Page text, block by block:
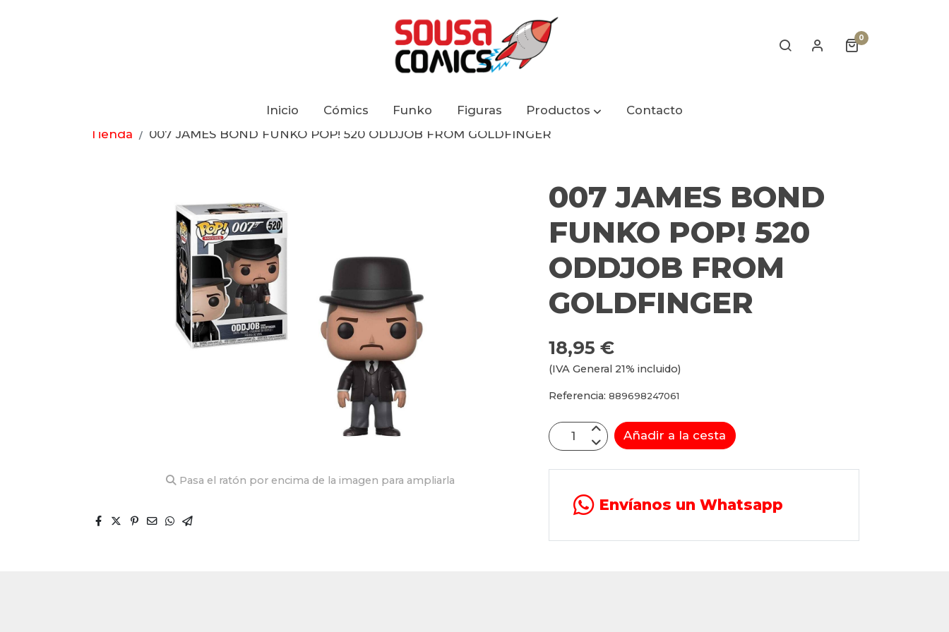
0
Inicio Cómics Funko Figuras Productos
Contacto
Tienda
007 JAMES BOND FUNKO POP! 520 ODDJOB FROM GOLDFINGER
Pasa el ratón por encima de la imagen para ampliarla
007 JAMES BOND
FUNKO POP! 520
ODDJOB FROM
GOLDFINGER
18,95 €
(IVA General 21% incluido)
Referencia:889698247061
Añadir a la cesta
Envíanos un Whatsapp